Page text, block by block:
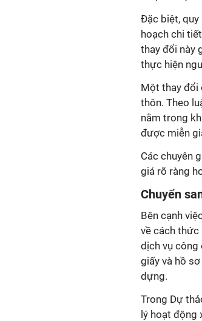
Đặc biệt,
hoạch chi
thay đổi này
thực hiện
Một thay đổi
thôn. Theo
nằm trong
được miễn
Các chuyên
giá rõ ràng
Chuyển
Bên cạnh
về cách thức
dịch vụ công
giấy và hồ
dựng.
Trong Dự
lý hoạt động